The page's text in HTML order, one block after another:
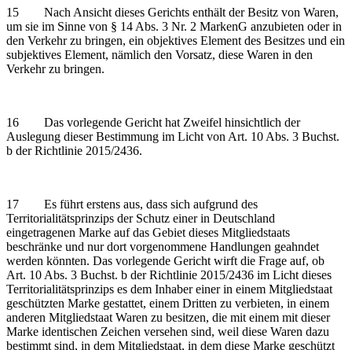
15 Nach Ansicht dieses Gerichts enthält der Besitz von Waren,
um sie im Sinne von § 14 Abs. 3 Nr. 2 MarkenG anzubieten oder in
den Verkehr zu bringen, ein objektives Element des Besitzes und ein
subjektives Element, nämlich den Vorsatz, diese Waren in den
Verkehr zu bringen.
16 Das vorlegende Gericht hat Zweifel hinsichtlich der
Auslegung dieser Bestimmung im Licht von Art. 10 Abs. 3 Buchst.
b der Richtlinie 2015/2436.
17 Es führt erstens aus, dass sich aufgrund des
Territorialitätsprinzips der Schutz einer in Deutschland
eingetragenen Marke auf das Gebiet dieses Mitgliedstaats
beschränke und nur dort vorgenommene Handlungen geahndet
werden könnten. Das vorlegende Gericht wirft die Frage auf, ob
Art. 10 Abs. 3 Buchst. b der Richtlinie 2015/2436 im Licht dieses
Territorialitätsprinzips es dem Inhaber einer in einem Mitgliedstaat
geschützten Marke gestattet, einem Dritten zu verbieten, in einem
anderen Mitgliedstaat Waren zu besitzen, die mit einem mit dieser
Marke identischen Zeichen versehen sind, weil diese Waren dazu
bestimmt sind, in dem Mitgliedstaat, in dem diese Marke geschützt